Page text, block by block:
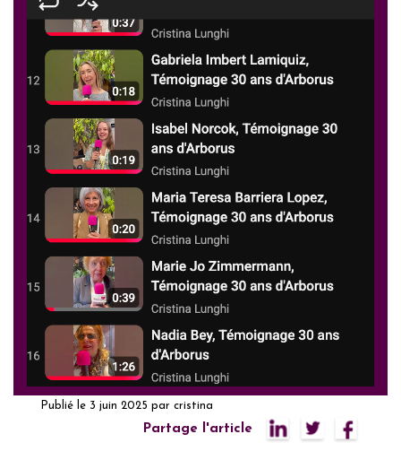
Publié le 3 juin 2025 par cristina
Partage l'article